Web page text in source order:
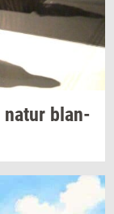
natur blan­